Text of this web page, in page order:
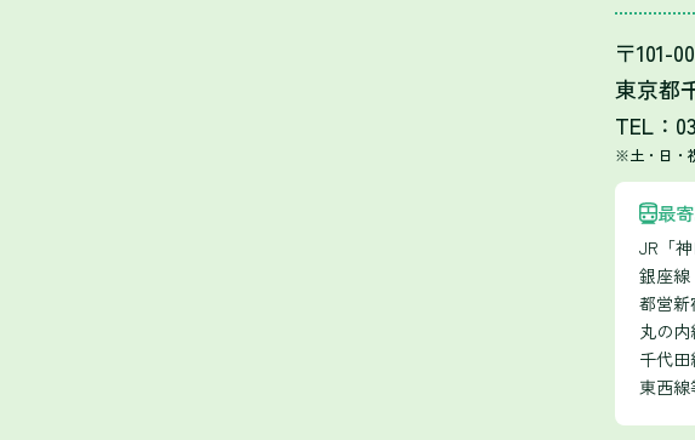
〒101-
東京都
TEL：
※土・日・
最
JR「
銀座
都営
丸の
千代
東西線